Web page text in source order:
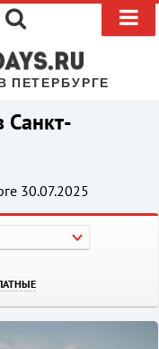
ПЕТЕРБУРГЕ
Санкт-
30.07.2025